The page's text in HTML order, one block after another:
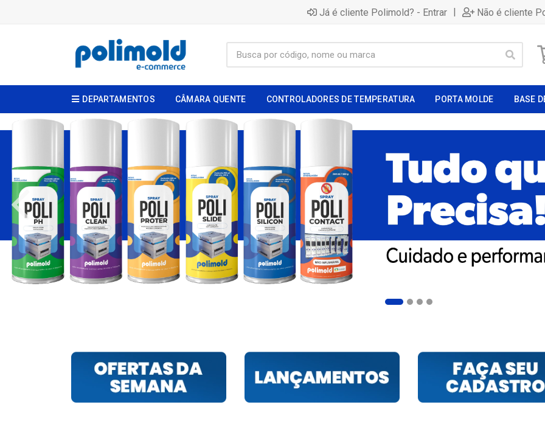
Já é cliente Polimold? - Entrar | Não é cliente
DEPARTAMENTOS CÂMARA QUENTE CONTROLADORES DE TEMPERATURA PORTA MOLDE BASE